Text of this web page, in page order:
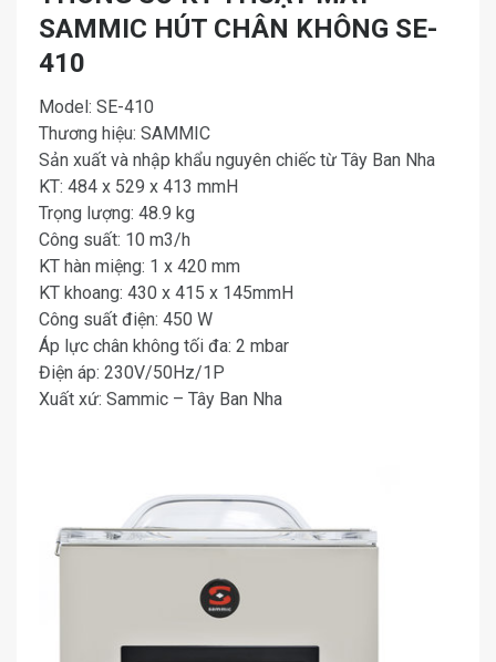
SAMMIC HÚT CHÂN KHÔNG SE-
410
Model: SE-410
Thương hiệu: SAMMIC
Sản xuất và nhập khẩu nguyên chiếc từ Tây Ban Nha
KT: 484 x 529 x 413 mmH
Trọng lượng: 48.9 kg
Công suất: 10 m3/h
KT hàn miệng: 1 x 420 mm
KT khoang: 430 x 415 x 145mmH
Công suất điện: 450 W
Áp lực chân không tối đa: 2 mbar
Điện áp: 230V/50Hz/1P
Xuất xứ: Sammic – Tây Ban Nha